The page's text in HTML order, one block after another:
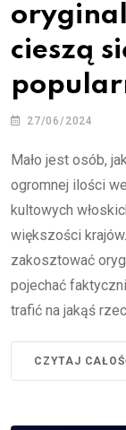
cieszą
27/06/2024
Mało jest osób,
ogromnej ilości
kultowych
większości
zakosztować
pojechać
trafić na jakąś
CZYTAJ